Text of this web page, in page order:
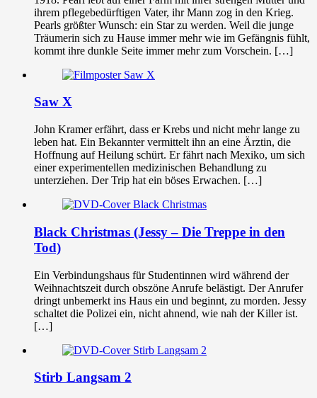
ihrem pflegebedürftigen Vater, ihr Mann zog in den Krieg.
Pearls größter Wunsch: ein Star zu werden. Weil die junge
Träumerin sich zu Hause immer mehr wie im Gefängnis fühlt,
kommt ihre dunkle Seite immer mehr zum Vorschein. […]
Saw X
John Kramer erfährt, dass er Krebs und nicht mehr lange zu
leben hat. Ein Bekannter vermittelt ihn an eine Ärztin, die
Hoffnung auf Heilung schürt. Er fährt nach Mexiko, um sich
einer experimentellen medizinischen Behandlung zu
unterziehen. Der Trip hat ein böses Erwachen. […]
Black Christmas (Jessy – Die Treppe in den
Tod)
Ein Verbindungshaus für Studentinnen wird während der
Weihnachtszeit durch obszöne Anrufe belästigt. Der Anrufer
dringt unbemerkt ins Haus ein und beginnt, zu morden. Jessy
schaltet die Polizei ein, nicht ahnend, wie nah der Killer ist.
[…]
Stirb Langsam 2